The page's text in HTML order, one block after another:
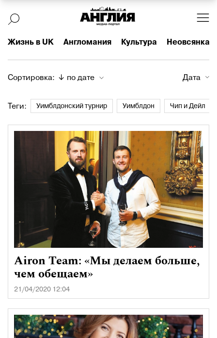
Жизнь в UK Англомания Культура Неовсянка
Дата
Теги: Уимблдонский турнир Уимблдон Чип и Дейл
Сортировка: ↓ по дате
Airon Team: «Мы делаем больше,
чем обещаем»
21/04/2020 12:04